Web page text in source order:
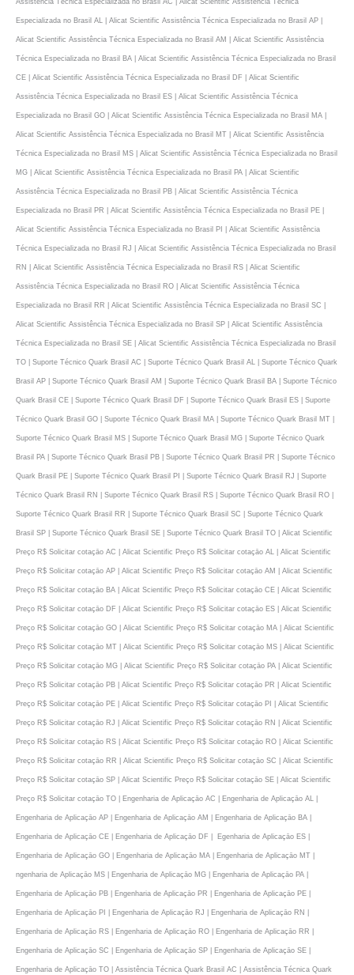
Assistência Técnica Especializada no Brasil AC | Alicat Scientific Assistência Técnica
Especializada no Brasil AL | Alicat Scientific Assistência Técnica Especializada no Brasil AP |
Alicat Scientific Assistência Técnica Especializada no Brasil AM | Alicat Scientific Assistência
Técnica Especializada no Brasil BA | Alicat Scientific Assistência Técnica Especializada no Brasil
CE | Alicat Scientific Assistência Técnica Especializada no Brasil DF | Alicat Scientific
Assistência Técnica Especializada no Brasil ES | Alicat Scientific Assistência Técnica
Especializada no Brasil GO | Alicat Scientific Assistência Técnica Especializada no Brasil MA |
Alicat Scientific Assistência Técnica Especializada no Brasil MT | Alicat Scientific Assistência
Técnica Especializada no Brasil MS | Alicat Scientific Assistência Técnica Especializada no Brasil
MG | Alicat Scientific Assistência Técnica Especializada no Brasil PA | Alicat Scientific
Assistência Técnica Especializada no Brasil PB | Alicat Scientific Assistência Técnica
Especializada no Brasil PR | Alicat Scientific Assistência Técnica Especializada no Brasil PE |
Alicat Scientific Assistência Técnica Especializada no Brasil PI | Alicat Scientific Assistência
Técnica Especializada no Brasil RJ | Alicat Scientific Assistência Técnica Especializada no Brasil
RN | Alicat Scientific Assistência Técnica Especializada no Brasil RS | Alicat Scientific
Assistência Técnica Especializada no Brasil RO | Alicat Scientific Assistência Técnica
Especializada no Brasil RR | Alicat Scientific Assistência Técnica Especializada no Brasil SC |
Alicat Scientific Assistência Técnica Especializada no Brasil SP | Alicat Scientific Assistência
Técnica Especializada no Brasil SE | Alicat Scientific Assistência Técnica Especializada no Brasil
TO | Suporte Técnico Quark Brasil AC | Suporte Técnico Quark Brasil AL | Suporte Técnico Quark
Brasil AP | Suporte Técnico Quark Brasil AM | Suporte Técnico Quark Brasil BA | Suporte Técnico
Quark Brasil CE | Suporte Técnico Quark Brasil DF | Suporte Técnico Quark Brasil ES | Suporte
Técnico Quark Brasil GO | Suporte Técnico Quark Brasil MA | Suporte Técnico Quark Brasil MT |
Suporte Técnico Quark Brasil MS | Suporte Técnico Quark Brasil MG | Suporte Técnico Quark
Brasil PA | Suporte Técnico Quark Brasil PB | Suporte Técnico Quark Brasil PR | Suporte Técnico
Quark Brasil PE | Suporte Técnico Quark Brasil PI | Suporte Técnico Quark Brasil RJ | Suporte
Técnico Quark Brasil RN | Suporte Técnico Quark Brasil RS | Suporte Técnico Quark Brasil RO |
Suporte Técnico Quark Brasil RR | Suporte Técnico Quark Brasil SC | Suporte Técnico Quark
Brasil SP | Suporte Técnico Quark Brasil SE | Suporte Técnico Quark Brasil TO | Alicat Scientific
Preço R$ Solicitar cotaçāo AC | Alicat Scientific Preço R$ Solicitar cotaçāo AL | Alicat Scientific
Preço R$ Solicitar cotaçāo AP | Alicat Scientific Preço R$ Solicitar cotaçāo AM | Alicat Scientific
Preço R$ Solicitar cotaçāo BA | Alicat Scientific Preço R$ Solicitar cotaçāo CE | Alicat Scientific
Preço R$ Solicitar cotaçāo DF | Alicat Scientific Preço R$ Solicitar cotaçāo ES | Alicat Scientific
Preço R$ Solicitar cotaçāo GO | Alicat Scientific Preço R$ Solicitar cotaçāo MA | Alicat Scientific
Preço R$ Solicitar cotaçāo MT | Alicat Scientific Preço R$ Solicitar cotaçāo MS | Alicat Scientific
Preço R$ Solicitar cotaçāo MG | Alicat Scientific Preço R$ Solicitar cotaçāo PA | Alicat Scientific
Preço R$ Solicitar cotaçāo PB | Alicat Scientific Preço R$ Solicitar cotaçāo PR | Alicat Scientific
Preço R$ Solicitar cotaçāo PE | Alicat Scientific Preço R$ Solicitar cotaçāo PI | Alicat Scientific
Preço R$ Solicitar cotaçāo RJ | Alicat Scientific Preço R$ Solicitar cotaçāo RN | Alicat Scientific
Preço R$ Solicitar cotaçāo RS | Alicat Scientific Preço R$ Solicitar cotaçāo RO | Alicat Scientific
Preço R$ Solicitar cotaçāo RR | Alicat Scientific Preço R$ Solicitar cotaçāo SC | Alicat Scientific
Preço R$ Solicitar cotaçāo SP | Alicat Scientific Preço R$ Solicitar cotaçāo SE | Alicat Scientific
Preço R$ Solicitar cotaçāo TO | Engenharia de Aplicaçāo AC | Engenharia de Aplicaçāo AL |
Engenharia de Aplicaçāo AP | Engenharia de Aplicaçāo AM | Engenharia de Aplicaçāo BA |
Engenharia de Aplicaçāo CE | Engenharia de Aplicaçāo DF | Egenharia de Aplicaçāo ES |
Engenharia de Aplicaçāo GO | Engenharia de Aplicaçāo MA | Engenharia de Aplicaçāo MT |
ngenharia de Aplicaçāo MS | Engenharia de Aplicaçāo MG | Engenharia de Aplicaçāo PA |
Engenharia de Aplicaçāo PB | Engenharia de Aplicaçāo PR | Engenharia de Aplicaçāo PE |
Engenharia de Aplicaçāo PI | Engenharia de Aplicaçāo RJ | Engenharia de Aplicaçāo RN |
Engenharia de Aplicaçāo RS | Engenharia de Aplicaçāo RO | Engenharia de Aplicaçāo RR |
Engenharia de Aplicaçāo SC | Engenharia de Aplicaçāo SP | Engenharia de Aplicaçāo SE |
Engenharia de Aplicaçāo TO | Assistência Técnica Quark Brasil AC | Assistência Técnica Quark